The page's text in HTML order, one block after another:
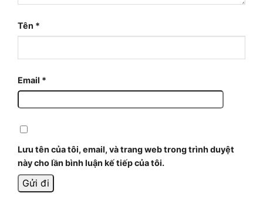
Tên *
Email *
Lưu tên của tôi, email, và trang web trong trình duyệt
này cho lần bình luận kế tiếp của tôi.